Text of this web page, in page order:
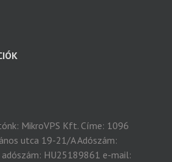
MikroVPS Kft. Címe: 1096
utca 19-21/A Adószám:
HU25189861 e-mail: